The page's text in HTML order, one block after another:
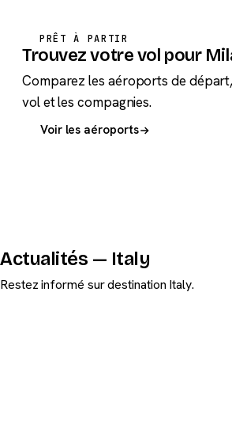
PRÊT À PARTIR
Trouvez votre vol pour
Comparez les aéroports de
vol et les compagnies.
Voir les aéroports
Actualités — Italy
Restez informé sur destination Italy.